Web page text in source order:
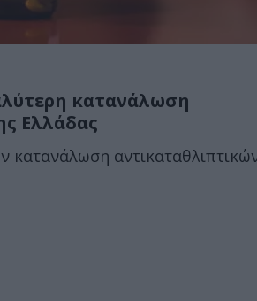
κατανάλωση
Ελλάδας
κατανάλωση